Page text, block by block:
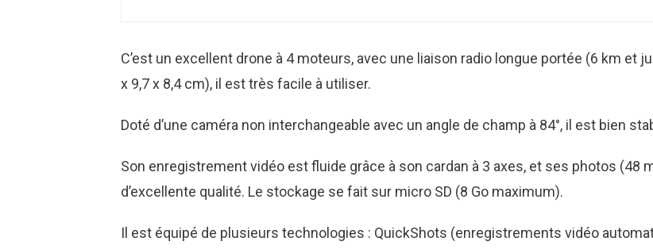
C’est un excellent drone à 4 moteurs, avec une liaison radio longue portée (6 km et
x 9,7 x 8,4 cm), il est très facile à utiliser.
Doté d’une caméra non interchangeable avec un angle de champ à 84°, il est bien
Son enregistrement vidéo est fluide grâce à son cardan à 3 axes, et ses photos (48
d’excellente qualité. Le stockage se fait sur micro SD (8 Go maximum).
Il est équipé de plusieurs technologies : QuickShots (enregistrements vidéo